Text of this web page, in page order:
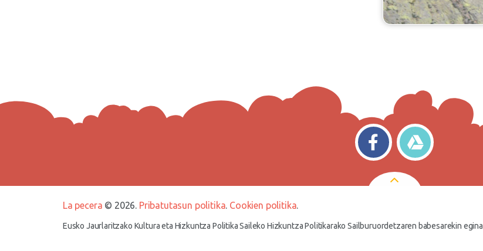
La pecera © 2026. Pribatutasun politika. Cookien politika.
Eusko Jaurlaritzako Kultura eta Hizkuntza Politika Saileko Hizkuntza Politikarako Sailburuordetzaren babesarekin egina